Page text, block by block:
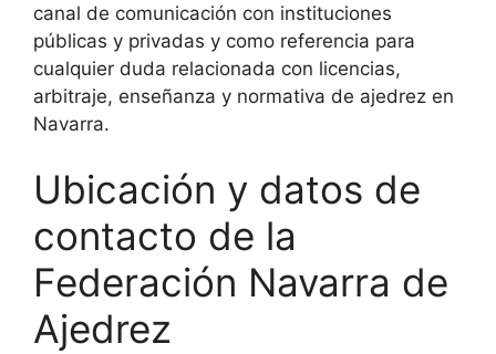
canal de comunicación con instituciones
públicas y privadas y como referencia para
cualquier duda relacionada con licencias,
arbitraje, enseñanza y normativa de ajedrez en
Navarra.
Ubicación y datos de
contacto de la
Federación Navarra de
Ajedrez